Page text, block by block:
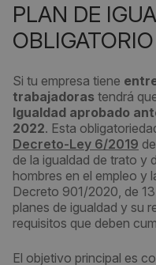
PLAN DE
OBLIGATORIO
Si tu empresa tiene
trabajadoras tendrá
Igualdad aprobado
2022. Esta
Decreto-Ley 6/2019
de la igualdad de trato y
hombres en el empleo y
Decreto 901/2020, de
planes de igualdad y su
requisitos que deben
El objetivo principal es